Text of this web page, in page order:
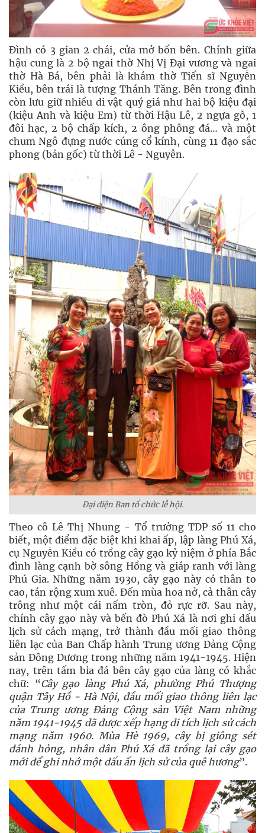
Đình có 3 gian 2 chái, cửa mở bốn bên. Chính giữa
hậu cung là 2 bộ ngai thờ Nhị Vị Đại vương và ngai
thờ Hà Bá, bên phải là khám thờ Tiến sĩ Nguyễn
Kiều, bên trái là tượng Thánh Tăng. Bên trong đình
còn lưu giữ nhiều di vật quý giá như hai bộ kiệu đại
(kiệu Anh và kiệu Em) từ thời Hậu Lê, 2 ngựa gỗ, 1
đôi hạc, 2 bộ chấp kích, 2 ông phỗng đá… và một
chum Ngô đựng nước cúng cổ kính, cùng 11 đạo sắc
phong (bản gốc) từ thời Lê - Nguyễn.
Đại diện Ban tổ chức lễ hội.
Theo cô Lê Thị Nhung - Tổ trưởng TDP số 11 cho
biết, một điểm đặc biệt khi khai ấp, lập làng Phú Xá,
cụ Nguyễn Kiều có trồng cây gạo kỷ niệm ở phía Bắc
đình làng cạnh bờ sông Hồng và giáp ranh với làng
Phú Gia. Những năm 1930, cây gạo này có thân to
cao, tán rộng xum xuê. Đến mùa hoa nở, cả thân cây
trông như một cái nấm tròn, đỏ rực rỡ. Sau này,
chính cây gạo này và bến đò Phú Xá là nơi ghi dấu
lịch sử cách mạng, trở thành đầu mối giao thông
liên lạc của Ban Chấp hành Trung ương Đảng Cộng
sản Đông Dương trong những năm 1941-1945. Hiện
nay, trên tấm bia đá bên cây gạo của làng có khắc
chữ: “Cây gạo làng Phú Xá, phường Phú Thượng
quận Tây Hồ - Hà Nội, đầu mối giao thông liên lạc
của Trung ương Đảng Cộng sản Việt Nam những
năm 1941-1945 đã được xếp hạng di tích lịch sử cách
mạng năm 1960. Mùa Hè 1969, cây bị giông sét
đánh hỏng, nhân dân Phú Xá đã trồng lại cây gạo
mới để ghi nhớ một dấu ấn lịch sử của quê hương”.